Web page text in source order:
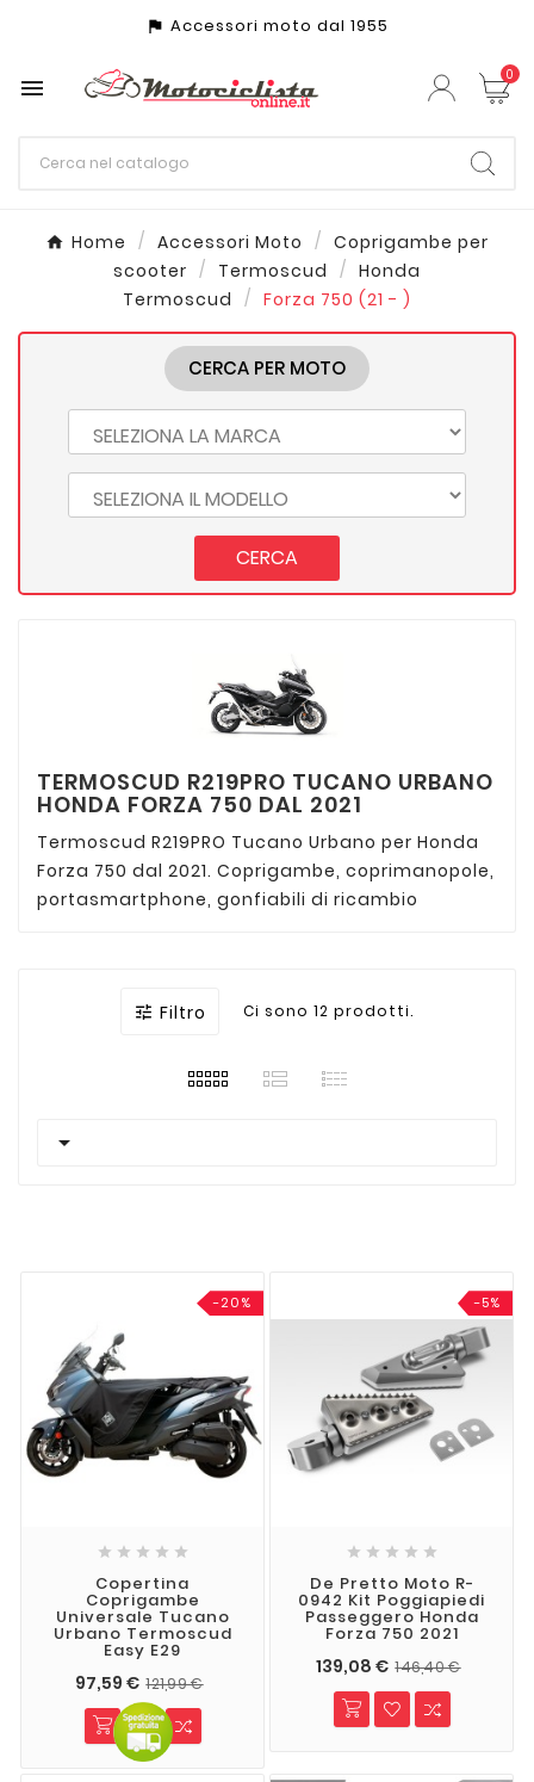
assistant_photo Accessori moto dal 1955
 0
Home Accessori Moto
Coprigambe per
scooter
Termoscud
Honda
Termoscud
Forza 750 (21 - )
CERCA PER MOTO
CERCA
TERMOSCUD R219PRO TUCANO URBANO
HONDA FORZA 750 DAL 2021
Termoscud R219PRO Tucano Urbano per Honda
Forza 750 dal 2021. Coprigambe, coprimanopole,
portasmartphone, gonfiabili di ricambio
 Filtro Ci sono 12 prodotti.

-20%
    
Copertina
Coprigambe
Universale Tucano
Urbano Termoscud
Easy E29
97,59 € 121,99 €
-5%
    
De Pretto Moto R-
0942 Kit Poggiapiedi
Passeggero Honda
Forza 750 2021
139,08 € 146,40 €